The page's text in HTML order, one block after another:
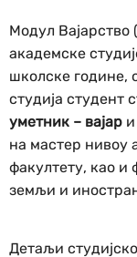
Модул Вајарство
академске
школске године,
студија студент
уметник – вајар
на мастер нивоу
факултету, као и
земљи и
Детаљи